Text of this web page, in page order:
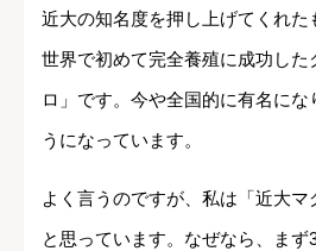
近大の知名度を押し上げてくれ
世界で初めて完全養殖に成功し
ロ」です。今や全国的に有名にな
うになっています。
よく言うのですが、私は「近大
と思っています。なぜなら、まず